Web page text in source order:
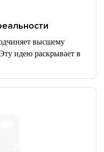
высшему
идею раскрывает в